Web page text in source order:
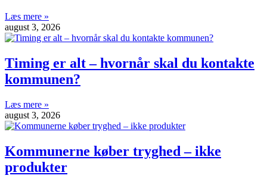
Læs mere »
august 3, 2026
Timing er alt – hvornår skal du kontakte
kommunen?
Læs mere »
august 3, 2026
Kommunerne køber tryghed – ikke
produkter